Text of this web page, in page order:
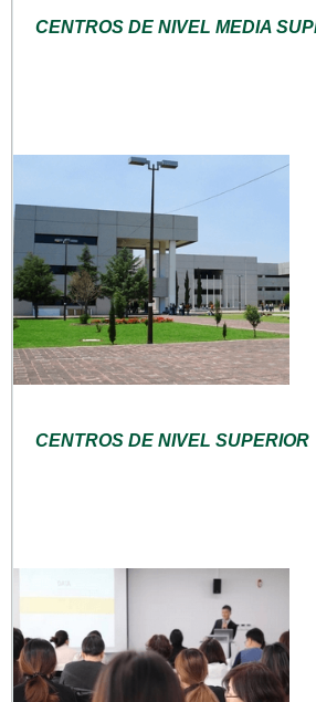
CENTROS DE NIVEL MEDIA
CENTROS DE NIVEL SUPERIOR